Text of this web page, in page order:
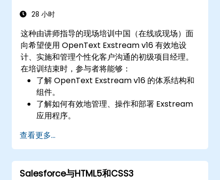
28 小时
这种由讲师指导的现场培训中国（在线或现场）面
向希望使用 OpenText Exstream v16 有效地设
计、实施和管理个性化客户沟通的初级项目经理。
在培训结束时，参与者将能够：
了解 OpenText Exstream v16 的体系结构和
组件。
了解如何有效地管理、操作和部署 Exstream
应用程序。
个性化的客户通信。
浏览 OpenText 支持门户以获取资源、软件和
票务管理。
查看更多...
Salesforce与HTML5和CSS3